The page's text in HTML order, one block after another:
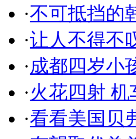
·不可抵挡的
·让人不得不
·成都四岁小
·火花四射
·看看美国贝